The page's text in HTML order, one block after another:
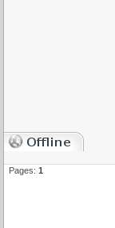
Pages: 1